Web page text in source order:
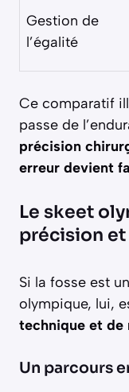
Gestion de
l’égalité
Ce comparatif
passe de
précision
erreur devient
Le skeet
précision
Si la fosse est
olympique, lui,
technique et de
Un parcours